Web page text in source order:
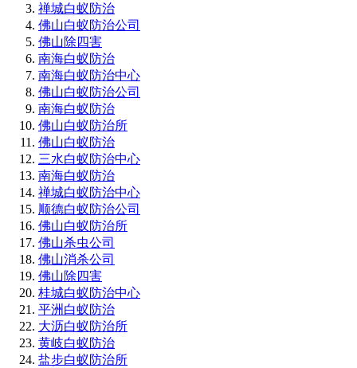
禅城白蚁防治
佛山白蚁防治公司
佛山除四害
南海白蚁防治
南海白蚁防治中心
佛山白蚁防治公司
南海白蚁防治
佛山白蚁防治所
佛山白蚁防治
三水白蚁防治中心
南海白蚁防治
禅城白蚁防治中心
顺德白蚁防治公司
佛山白蚁防治所
佛山杀虫公司
佛山消杀公司
佛山除四害
桂城白蚁防治中心
平洲白蚁防治
大沥白蚁防治所
黄岐白蚁防治
盐步白蚁防治所